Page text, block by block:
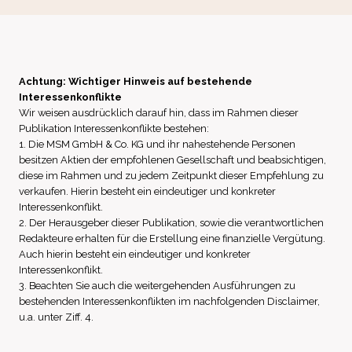
Achtung: Wichtiger Hinweis auf bestehende
Interessenkonflikte
Wir weisen ausdrücklich darauf hin, dass im Rahmen dieser
Publikation Interessenkonflikte bestehen:
1. Die MSM GmbH & Co. KG und ihr nahestehende Personen
besitzen Aktien der empfohlenen Gesellschaft und beabsichtigen,
diese im Rahmen und zu jedem Zeitpunkt dieser Empfehlung zu
verkaufen. Hierin besteht ein eindeutiger und konkreter
Interessenkonflikt.
2. Der Herausgeber dieser Publikation, sowie die verantwortlichen
Redakteure erhalten für die Erstellung eine finanzielle Vergütung.
Auch hierin besteht ein eindeutiger und konkreter
Interessenkonflikt.
3. Beachten Sie auch die weitergehenden Ausführungen zu
bestehenden Interessenkonflikten im nachfolgenden Disclaimer,
u.a. unter Ziff. 4.